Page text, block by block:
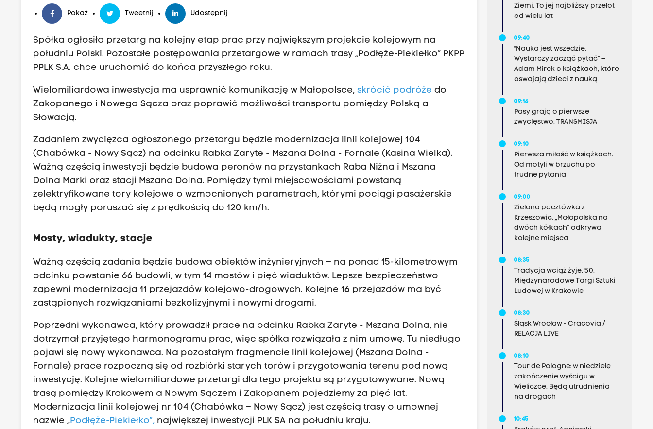
Pokaż Tweetnij Udostępnij
Spółka ogłosiła przetarg na kolejny etap prac przy największym projekcie kolejowym na
południu Polski. Pozostałe postępowania przetargowe w ramach trasy „Podłęże-Piekiełko” PKPP
PPLK S.A. chce uruchomić do końca przyszłego roku.
Wielomiliardowa inwestycja ma usprawnić komunikację w Małopolsce,skrócić podróże do
Zakopanego i Nowego Sącza oraz poprawić możliwości transportu pomiędzy Polską a
Słowacją.
Zadaniem zwycięzca ogłoszonego przetargu będzie modernizacja linii kolejowej 104
(Chabówka - Nowy Sącz) na odcinku Rabka Zaryte - Mszana Dolna - Fornale (Kasina Wielka).
Ważną częścią inwestycji będzie budowa peronów na przystankach Raba Niżna i Mszana
Dolna Marki oraz stacji Mszana Dolna. Pomiędzy tymi miejscowościami powstaną
zelektryfikowane tory kolejowe o wzmocnionych parametrach, którymi pociągi pasażerskie
będą mogły poruszać się z prędkością do 120 km/h.
Mosty, wiadukty, stacje
Ważną częścią zadania będzie budowa obiektów inżynieryjnych – na ponad 15-kilometrowym
odcinku powstanie 66 budowli, w tym 14 mostów i pięć wiaduktów. Lepsze bezpieczeństwo
zapewni modernizacja 11 przejazdów kolejowo-drogowych. Kolejne 16 przejazdów ma być
zastąpionych rozwiązaniami bezkolizyjnymi i nowymi drogami.
Poprzedni wykonawca, który prowadził prace na odcinku Rabka Zaryte - Mszana Dolna, nie
dotrzymał przyjętego harmonogramu prac, więc spółka rozwiązała z nim umowę. Tu niedługo
pojawi się nowy wykonawca. Na pozostałym fragmencie linii kolejowej (Mszana Dolna -
Fornale) prace rozpoczną się od rozbiórki starych torów i przygotowania terenu pod nową
inwestycję. Kolejne wielomiliardowe przetargi dla tego projektu są przygotowywane. Nową
trasą pomiędzy Krakowem a Nowym Sączem i Zakopanem pojedziemy za pięć lat.
Modernizacja linii kolejowej nr 104 (Chabówka – Nowy Sącz) jest częścią trasy o umownej
nazwie „Podłęże-Piekiełko”, największej inwestycji PLK SA na południu kraju.
Ziemi. To jej najbliższy przelot
od wielu lat
09:40
"Nauka jest wszędzie.
Wystarczy zacząć pytać” –
Adam Mirek o książkach, które
oswajają dzieci z nauką
09:16
Pasy grają o pierwsze
zwycięstwo. TRANSMISJA
09:10
Pierwsza miłość w książkach.
Od motyli w brzuchu po
trudne pytania
09:00
Zielona pocztówka z
Krzeszowic. „Małopolska na
dwóch kółkach” odkrywa
kolejne miejsca
08:35
Tradycja wciąż żyje. 50.
Międzynarodowe Targi Sztuki
Ludowej w Krakowie
08:30
Śląsk Wrocław - Cracovia /
RELACJA LIVE
08:10
Tour de Pologne: w niedzielę
zakończenie wyścigu w
Wieliczce. Będą utrudnienia
na drogach
10:45